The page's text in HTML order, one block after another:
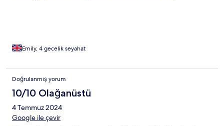
Emily, 4 gecelik seyahat
Doğrulanmış yorum
10/10 Olağanüstü
4 Temmuz 2024
Google ile çevir